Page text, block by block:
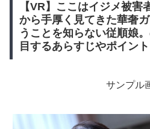
【VR】ここはイジメ被害
から手厚く見てきた華奢
うことを知らない従順娘
目するあらすじやポイント
サンプル